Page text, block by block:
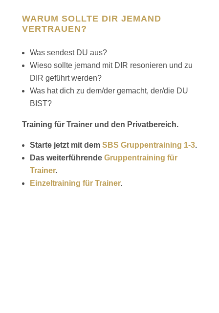
WARUM SOLLTE DIR JEMAND
VERTRAUEN?
Was sendest DU aus?
Wieso sollte jemand mit DIR resonieren und zu
DIR geführt werden?
Was hat dich zu dem/der gemacht, der/die DU
BIST?
Training für Trainer und den Privatbereich.
Starte jetzt mit dem SBS Gruppentraining 1-3.
Das weiterführende Gruppentraining für
Trainer.
Einzeltraining für Trainer.